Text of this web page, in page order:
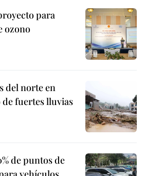
para
ozono
del norte en
fuertes lluvias
de puntos de